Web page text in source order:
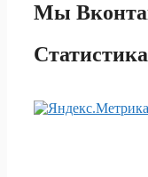
Мы
Статистика